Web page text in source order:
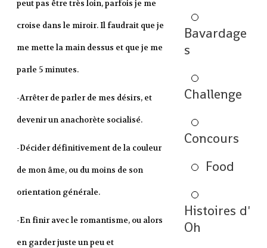
peut pas être très loin, parfois je me
croise dans le miroir. Il faudrait que je
me mette la main dessus et que je me
parle 5 minutes.
-Arrêter de parler de mes désirs, et
devenir un anachorète socialisé.
-Décider définitivement de la couleur
de mon âme, ou du moins de son
orientation générale.
-En finir avec le romantisme, ou alors
en garder juste un peu et
Bavardage
s
Challenge
Concours
Food
Histoires d'
Oh